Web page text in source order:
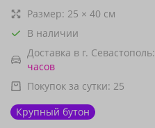
Размер: 25 × 40 см
В наличии
Доставка в г. Севастополь:
часов
Покупок за сутки: 25
Крупный бутон